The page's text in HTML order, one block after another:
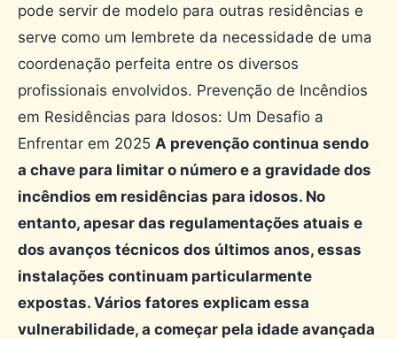
pode servir de modelo para outras residências e
serve como um lembrete da necessidade de uma
coordenação perfeita entre os diversos
profissionais envolvidos. Prevenção de Incêndios
em Residências para Idosos: Um Desafio a
Enfrentar em 2025 A prevenção continua sendo
a chave para limitar o número e a gravidade dos
incêndios em residências para idosos. No
entanto, apesar das regulamentações atuais e
dos avanços técnicos dos últimos anos, essas
instalações continuam particularmente
expostas. Vários fatores explicam essa
vulnerabilidade, a começar pela idade avançada